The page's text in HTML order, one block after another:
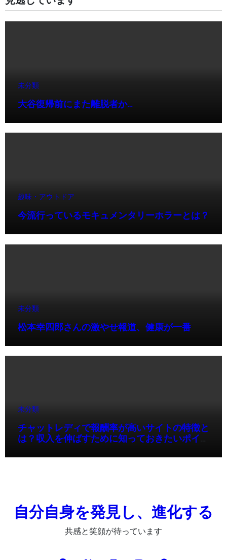
未分類
大谷復帰前にまた離脱者か…
趣味・アウトドア
今流行っているモキュメンタリーホラーとは？
未分類
松本幸四郎さんの激やせ報道、健康が一番
未分類
チャットレディで報酬率が高いサイトの特徴と
は？収入を伸ばすために知っておきたいポイン
自分自身を発見し、進化する
共感と笑顔が待っています